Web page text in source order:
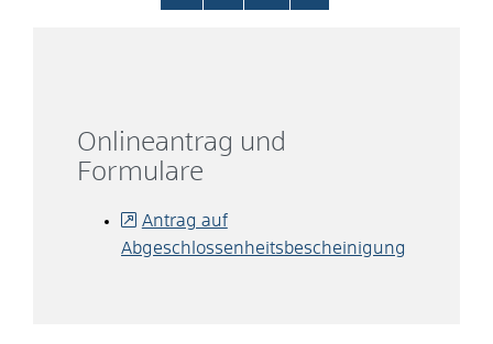
Onlineantrag und
Formulare
Antrag auf
Abgeschlossenheitsbescheinigung